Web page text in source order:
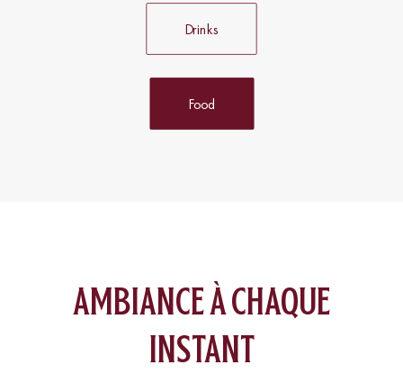
Drinks
Food
ambiance à chaque
instant